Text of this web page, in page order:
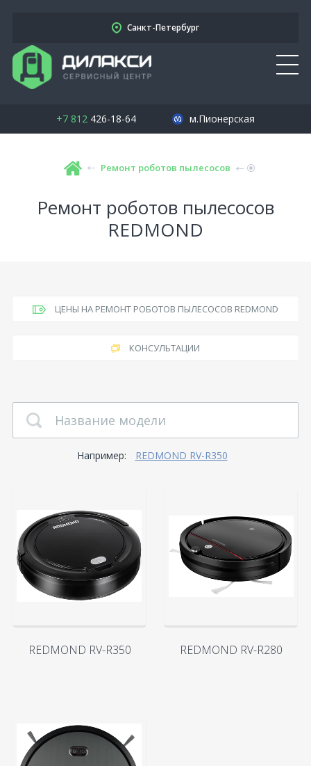
Санкт-Петербург
+7 812426-18-64 м.Пионерская
Ремонт роботов пылесосов
Ремонт роботов пылесосов
REDMOND
ЦЕНЫ НА РЕМОНТ РОБОТОВ ПЫЛЕСОСОВ REDMOND
КОНСУЛЬТАЦИИ
Например: REDMOND RV-R350
REDMOND RV-R350 REDMOND RV-R280